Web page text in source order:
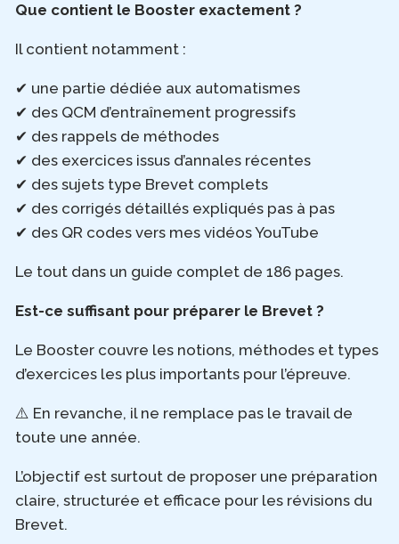
Que contient le Booster exactement ?
Il contient notamment :
✔ une partie dédiée aux automatismes
✔ des QCM d’entraînement progressifs
✔ des rappels de méthodes
✔ des exercices issus d’annales récentes
✔ des sujets type Brevet complets
✔ des corrigés détaillés expliqués pas à pas
✔ des QR codes vers mes vidéos YouTube
Le tout dans un guide complet de 186 pages.
Est-ce suffisant pour préparer le Brevet ?
Le Booster couvre les notions, méthodes et types
d’exercices les plus importants pour l’épreuve.
⚠️ En revanche, il ne remplace pas le travail de
toute une année.
L’objectif est surtout de proposer une préparation
claire, structurée et efficace pour les révisions du
Brevet.